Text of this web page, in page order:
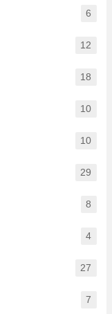
6
12
18
10
10
29
8
4
27
7